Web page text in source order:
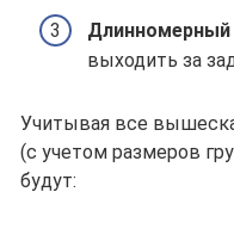
Длинномерный
выходить за
Учитывая все
(с учетом размеров
будут: